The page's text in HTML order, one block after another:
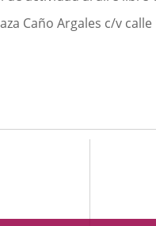
Caño Argales c/v